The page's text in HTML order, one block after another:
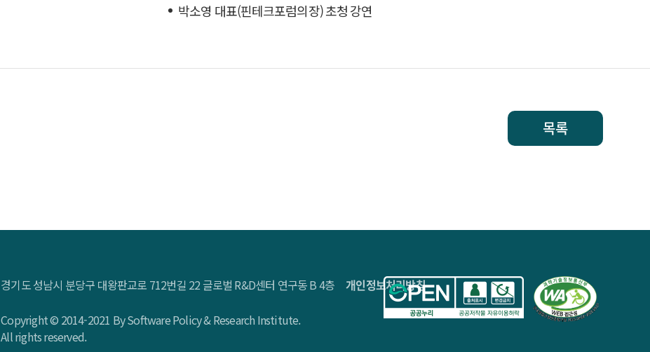
박소영 대표(핀테크포럼의장) 초청 강연
목록
경기도 성남시 분당구 대왕판교로 712번길 22 글로벌 R&D센터 연구동 B 4층개인정보처리방침
Copyright © 2014-2021 By Software Policy & Research Institute.
All rights reserved.